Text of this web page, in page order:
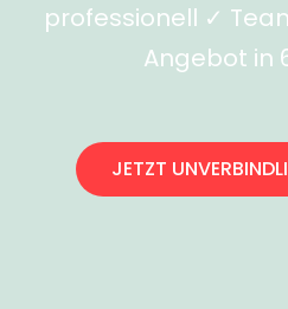
professionell ✓
Angebot in
JETZT